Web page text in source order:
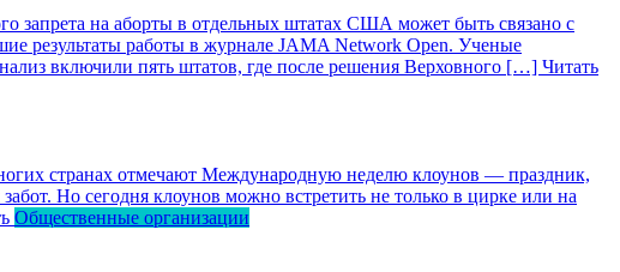
запрета на аборты в отдельных штатах США может быть связано с
результаты работы в журнале JAMA Network Open. Ученые
включили пять штатов, где после решения Верховного […] Читать
странах отмечают Международную неделю клоунов — праздник,
Но сегодня клоунов можно встретить не только в цирке или на
Общественные организации